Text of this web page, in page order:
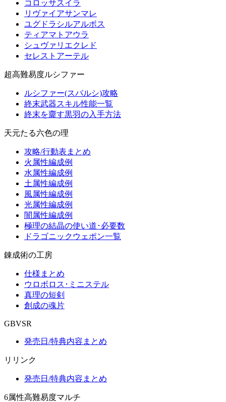
コロッサスイラ
リヴァイアサンマレ
ユグドラシルアルボス
ティアマトアウラ
シュヴァリエクレド
セレストアーテル
超高難易度ルシファー
ルシファー(スパルシ)攻略
終末武器スキル性能一覧
終末を齎す黒羽の入手方法
天元たる六色の理
攻略/行動表まとめ
火属性編成例
水属性編成例
土属性編成例
風属性編成例
光属性編成例
闇属性編成例
極理の結晶の使い道･必要数
ドラゴニックウェポン一覧
錬成術の工房
仕様まとめ
ウロボロス･ミニステル
真理の短剣
創成の魂片
GBVSR
発売日/特典内容まとめ
リリンク
発売日/特典内容まとめ
6属性高難易度マルチ